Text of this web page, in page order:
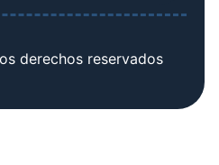
derechos reservados